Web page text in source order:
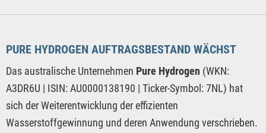
PURE HYDROGEN AUFTRAGSBESTAND WÄCHST
Das australische Unternehmen Pure Hydrogen (WKN:
A3DR6U | ISIN: AU0000138190 | Ticker-Symbol: 7NL) hat
sich der Weiterentwicklung der effizienten
Wasserstoffgewinnung und deren Anwendung verschrieben.